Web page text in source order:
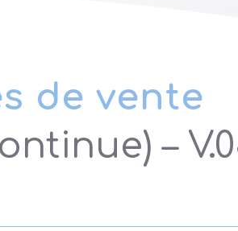
de vente
–